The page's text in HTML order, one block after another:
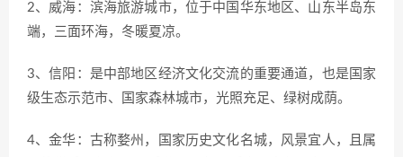
2、威海：滨海旅游城市，位于中国华东地区、山东半岛东
端，三面环海，冬暖夏凉。
3、信阳：是中部地区经济文化交流的重要通道，也是国家
级生态示范市、国家森林城市，光照充足、绿树成荫。
4、金华：古称婺州，国家历史文化名城，风景宜人，且属